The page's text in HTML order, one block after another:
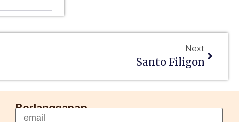
Next
Santo Filigon
Berlangganan